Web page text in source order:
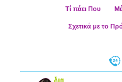
Τί πάει Που
Σχετικά με το